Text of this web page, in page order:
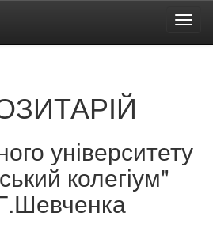
університету
колегіум"